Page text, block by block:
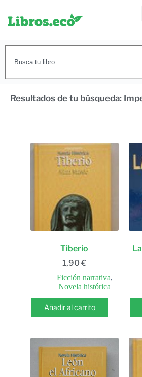
Resultados de tu búsqueda:
Tiberio
1,90€
Ficción narrativa,
Novela histórica
Añadir al carrito